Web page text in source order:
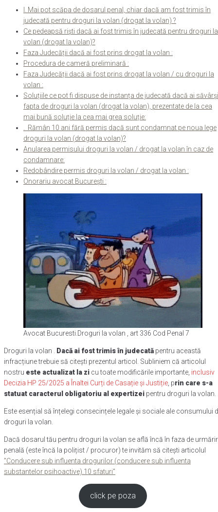
I. Mai pot scăpa de dosarul penal, chiar dacă am fost trimis în
judecată pentru droguri la volan (drogat la volan) ?
Ce pedeapsă riști dacă ai fost trimis în judecată pentru droguri la
volan (drogat la volan)?
Faza Judecății dacă ai fost prins drogat la volan :
Procedura de cameră preliminară :
Faza Judecății dacă ai fost prins drogat la volan / cu droguri la
volan :
Soluțiile ce pot fi dispuse de instanța de judecată dacă ai
fapta de droguri la volan (drogat la volan), prezentate de la cea
mai bună soluție la cea mai grea soluție:
. Rămân 10 ani fără permis dacă sunt condamnat pe noua lege
droguri la volan (drogat la volan)?
Anularea permisului droguri la volan / drogat la volan în caz de
condamnare:
Redobândire permis droguri la volan / drogat la volan :
Onorariu avocat București :
Avocat Bucuresti.Droguri la volan , art 336 Cod Penal 7
Droguri la volan . Dacă ai fost trimis în judecată pentru această
infracțiune trebuie să citești prezentul articol. Subliniem că articolul
nostru este actualizat la zi cu toate modificările importante, inclusiv
Decizia HP 25/2025 a Înaltei Curți de Casație și Justiție , prin care s-a
statuat caracterul obligatoriu al expertizei pentru droguri la volan.
Este esențial să înțelegi consecințele legale și sociale ale consumului
droguri la volan.
Dacă dosarul tău pentru droguri la volan se află încă în faza de
penală (este încă la polițist / procuror) te invităm să citești articolul
”Conducere sub influenta drogurilor (conducere sub influenta
substantelor psihoactive).10 sfaturi”
click pe poza